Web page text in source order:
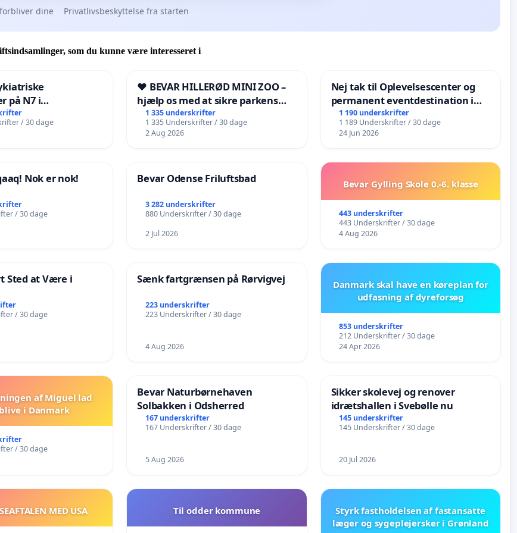
af det palæstinensiske-guatemalanske samfund
af palæstinensiske unge kvinder i Venezuela. UJPV
i grupper
i bevægelse
dine Privatlivsbeskyttelse fra starten
som du kunne være interesseret i
på N7 i
/ 30 dage
❤️ BEVAR HILLERØD MINI ZOO –
hjælp os med at sikre parkens
fremtid ❤️
1 335 underskrifter
1 335 Underskrifter / 30 dage
2 Aug 2026
Nej tak til Oplevelsescenter og
permanent eventdestination i
Vejby - Ja tak til et levende
lokalområde i balance
1 190 underskrifter
1 189 Underskrifter / 30 dage
24 Jun 2026
Nok er nok!
/ 30 dage
Bevar Odense Friluftsbad
3 282 underskrifter
880 Underskrifter / 30 dage
2 Jul 2026
Bevar Gylling Skole 0.-6. klasse
443 underskrifter
443 Underskrifter / 30 dage
4 Aug 2026
Sted at Være i
/ 30 dage
Sænk fartgrænsen på Rørvigvej
223 underskrifter
223 Underskrifter / 30 dage
4 Aug 2026
Danmark skal have en køreplan for
udfasning af dyreforsøg
853 underskrifter
212 Underskrifter / 30 dage
24 Apr 2026
af Miguel lad
i Danmark
/ 30 dage
Bevar Naturbørnehaven
Solbakken i Odsherred
167 underskrifter
167 Underskrifter / 30 dage
5 Aug 2026
Sikker skolevej og renover
idrætshallen i Svebølle nu
145 underskrifter
145 Underskrifter / 30 dage
20 Jul 2026
MED USA Til odder kommune
Styrk fastholdelsen af fastansatte
læger og sygeplejersker i Grønland